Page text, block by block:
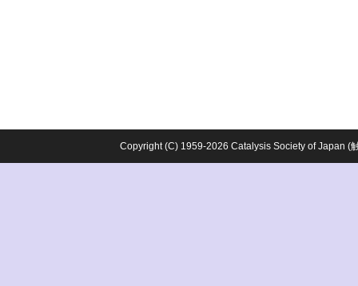
Copyright (C) 1959-2026 Catalysis Society of Japan (